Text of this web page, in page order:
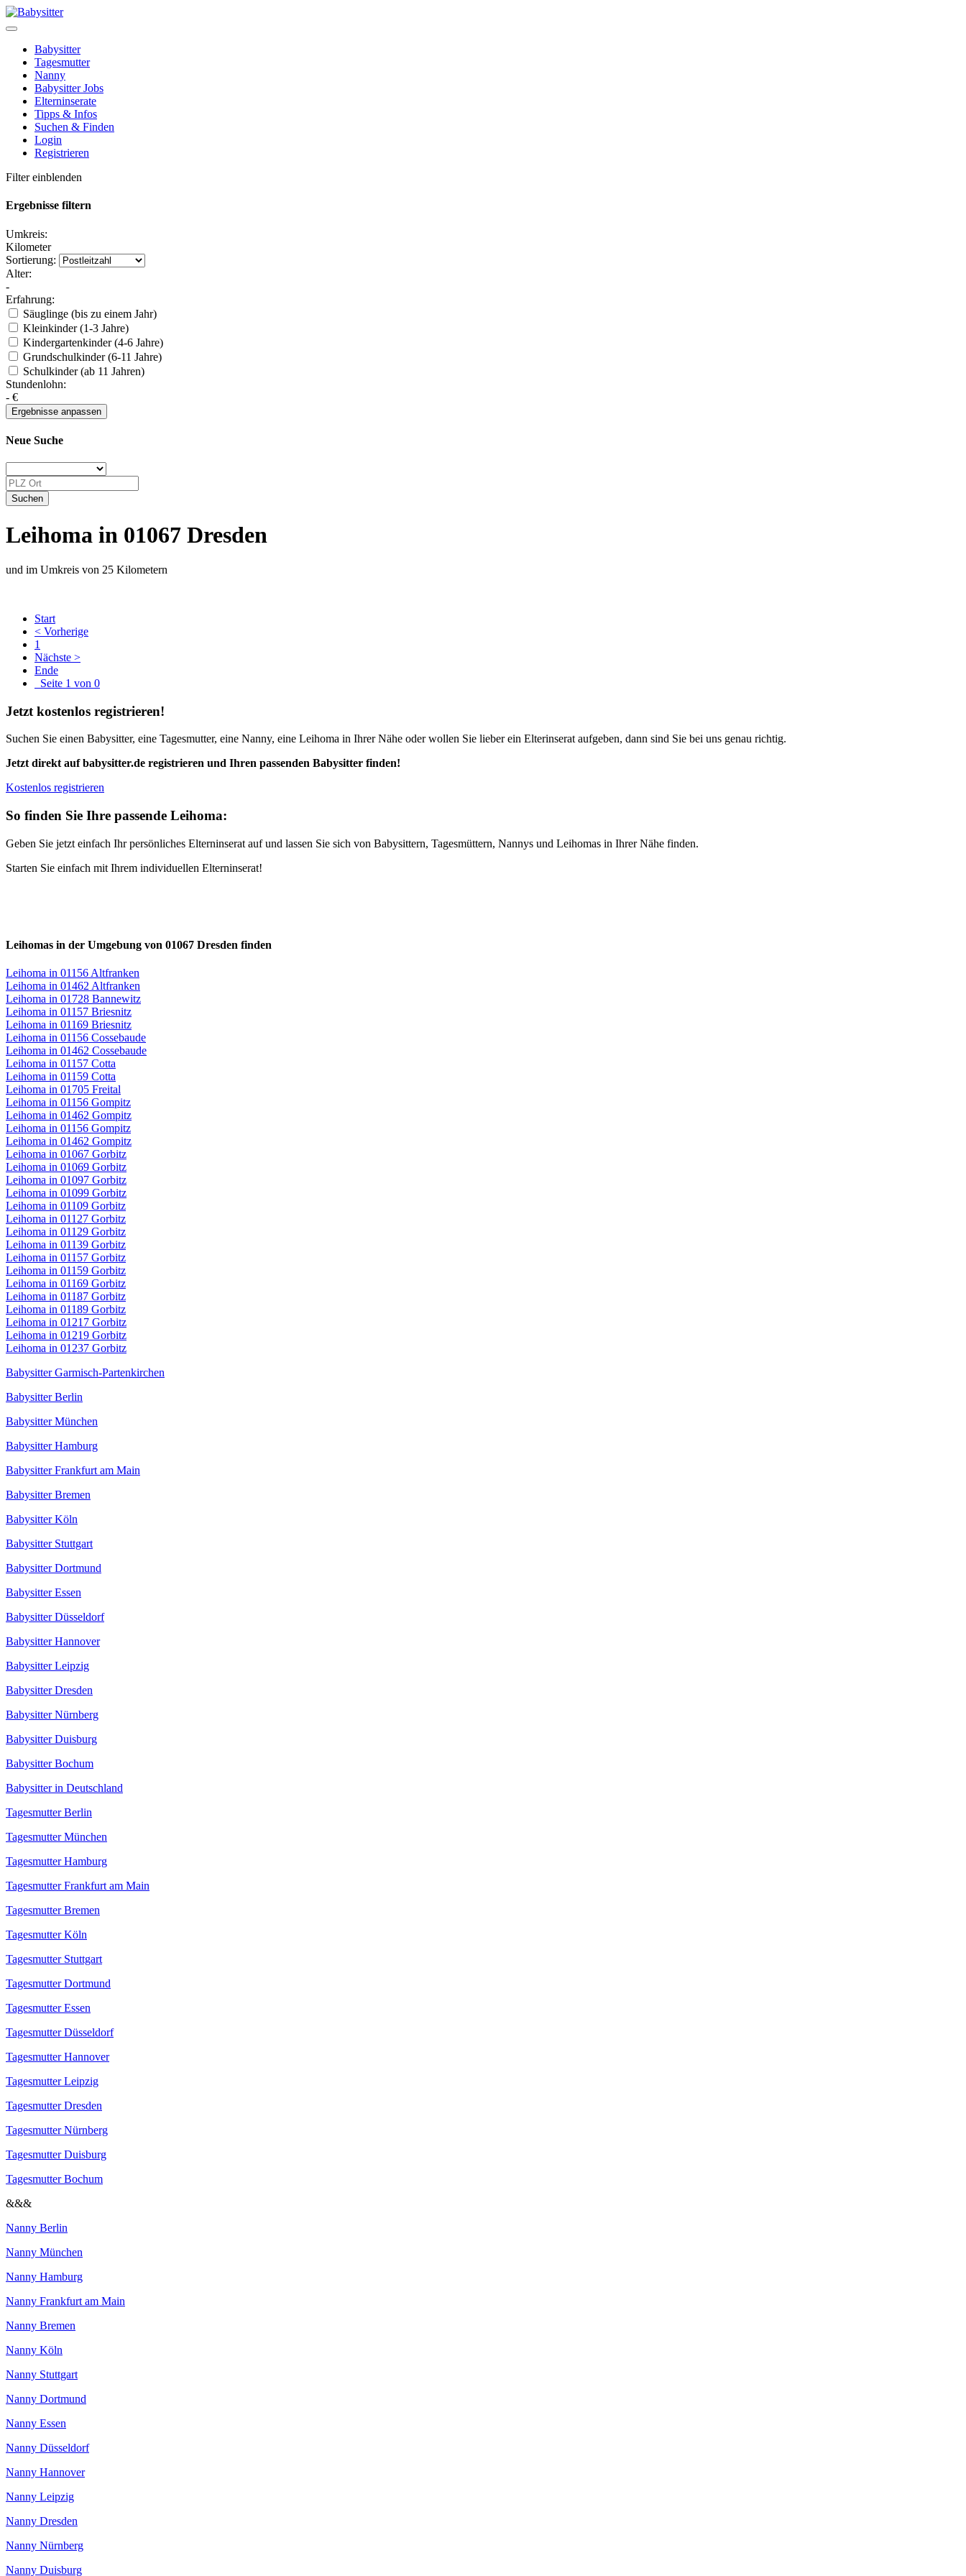
Babysitter
Tagesmutter
Nanny
Babysitter Jobs
Elterninserate
Tipps & Infos
Suchen & Finden
Login
Registrieren
Filter einblenden
Ergebnisse filtern
Umkreis:
Kilometer
Sortierung:
Alter:
-
Erfahrung:
Säuglinge (bis zu einem Jahr)
Kleinkinder (1-3 Jahre)
Kindergartenkinder (4-6 Jahre)
Grundschulkinder (6-11 Jahre)
Schulkinder (ab 11 Jahren)
Stundenlohn:
- €
Neue Suche
Leihoma in 01067 Dresden
und im Umkreis von 25 Kilometern
Start
< Vorherige
1
Nächste >
Ende
Seite 1 von 0
Jetzt kostenlos registrieren!
Suchen Sie einen Babysitter, eine Tagesmutter, eine Nanny, eine Leihoma in Ihrer Nähe oder wollen Sie lieber ein Elterinserat aufgeben, dann sind Sie bei uns genau richtig.
Jetzt direkt auf babysitter.de registrieren und Ihren passenden Babysitter finden!
Kostenlos registrieren
So finden Sie Ihre passende Leihoma:
Geben Sie jetzt einfach Ihr persönliches Elterninserat auf und lassen Sie sich von Babysittern, Tagesmüttern, Nannys und Leihomas in Ihrer Nähe finden.
Starten Sie einfach mit Ihrem individuellen Elterninserat!
Leihomas in der Umgebung von 01067 Dresden finden
Leihoma in 01156 Altfranken
Leihoma in 01462 Altfranken
Leihoma in 01728 Bannewitz
Leihoma in 01157 Briesnitz
Leihoma in 01169 Briesnitz
Leihoma in 01156 Cossebaude
Leihoma in 01462 Cossebaude
Leihoma in 01157 Cotta
Leihoma in 01159 Cotta
Leihoma in 01705 Freital
Leihoma in 01156 Gompitz
Leihoma in 01462 Gompitz
Leihoma in 01156 Gompitz
Leihoma in 01462 Gompitz
Leihoma in 01067 Gorbitz
Leihoma in 01069 Gorbitz
Leihoma in 01097 Gorbitz
Leihoma in 01099 Gorbitz
Leihoma in 01109 Gorbitz
Leihoma in 01127 Gorbitz
Leihoma in 01129 Gorbitz
Leihoma in 01139 Gorbitz
Leihoma in 01157 Gorbitz
Leihoma in 01159 Gorbitz
Leihoma in 01169 Gorbitz
Leihoma in 01187 Gorbitz
Leihoma in 01189 Gorbitz
Leihoma in 01217 Gorbitz
Leihoma in 01219 Gorbitz
Leihoma in 01237 Gorbitz
Babysitter Garmisch-Partenkirchen
Babysitter Berlin
Babysitter München
Babysitter Hamburg
Babysitter Frankfurt am Main
Babysitter Bremen
Babysitter Köln
Babysitter Stuttgart
Babysitter Dortmund
Babysitter Essen
Babysitter Düsseldorf
Babysitter Hannover
Babysitter Leipzig
Babysitter Dresden
Babysitter Nürnberg
Babysitter Duisburg
Babysitter Bochum
Babysitter in Deutschland
Tagesmutter Berlin
Tagesmutter München
Tagesmutter Hamburg
Tagesmutter Frankfurt am Main
Tagesmutter Bremen
Tagesmutter Köln
Tagesmutter Stuttgart
Tagesmutter Dortmund
Tagesmutter Essen
Tagesmutter Düsseldorf
Tagesmutter Hannover
Tagesmutter Leipzig
Tagesmutter Dresden
Tagesmutter Nürnberg
Tagesmutter Duisburg
Tagesmutter Bochum
&&&
Nanny Berlin
Nanny München
Nanny Hamburg
Nanny Frankfurt am Main
Nanny Bremen
Nanny Köln
Nanny Stuttgart
Nanny Dortmund
Nanny Essen
Nanny Düsseldorf
Nanny Hannover
Nanny Leipzig
Nanny Dresden
Nanny Nürnberg
Nanny Duisburg